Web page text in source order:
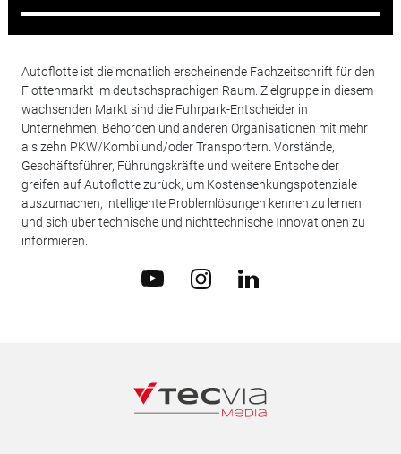
Autoflotte ist die monatlich erscheinende Fachzeitschrift für den
Flottenmarkt im deutschsprachigen Raum. Zielgruppe in diesem
wachsenden Markt sind die Fuhrpark-Entscheider in
Unternehmen, Behörden und anderen Organisationen mit mehr
als zehn PKW/Kombi und/oder Transportern. Vorstände,
Geschäftsführer, Führungskräfte und weitere Entscheider
greifen auf Autoflotte zurück, um Kostensenkungspotenziale
auszumachen, intelligente Problemlösungen kennen zu lernen
und sich über technische und nichttechnische Innovationen zu
informieren.